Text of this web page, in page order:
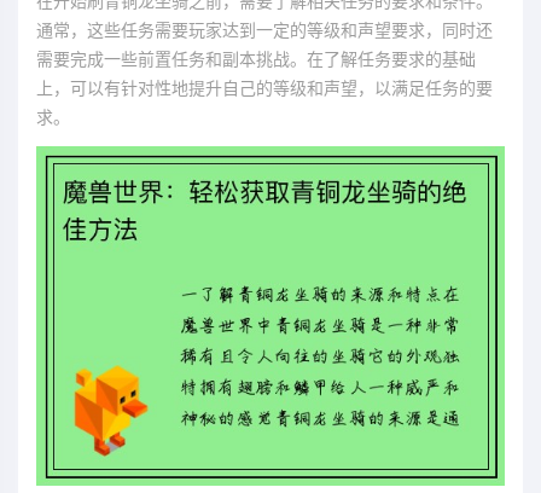
通常，这些任务需要玩家达到一定的等级和声望要求，同时还
需要完成一些前置任务和副本挑战。在了解任务要求的基础
上，可以有针对性地提升自己的等级和声望，以满足任务的要
求。